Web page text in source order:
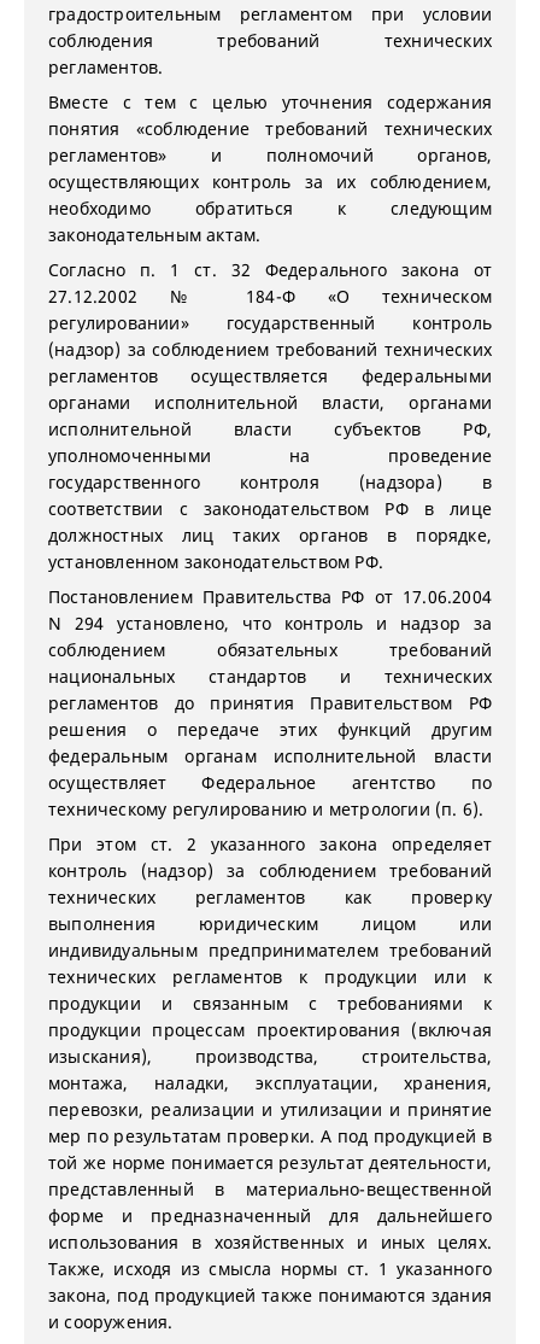
градостроительным регламентом при условии
соблюдения требований технических
регламентов.
Вместе с тем с целью уточнения содержания
понятия «соблюдение требований технических
регламентов» и полномочий органов,
осуществляющих контроль за их соблюдением,
необходимо обратиться к следующим
законодательным актам.
Согласно п. 1 ст. 32 Федерального закона от
27.12.2002 № 184-Ф «О техническом
регулировании» государственный контроль
(надзор) за соблюдением требований технических
регламентов осуществляется федеральными
органами исполнительной власти, органами
исполнительной власти субъектов РФ,
уполномоченными на проведение
государственного контроля (надзора) в
соответствии с законодательством РФ в лице
должностных лиц таких органов в порядке,
установленном законодательством РФ.
Постановлением Правительства РФ от 17.06.2004
N 294 установлено, что контроль и надзор за
соблюдением обязательных требований
национальных стандартов и технических
регламентов до принятия Правительством РФ
решения о передаче этих функций другим
федеральным органам исполнительной власти
осуществляет Федеральное агентство по
техническому регулированию и метрологии (п. 6).
При этом ст. 2 указанного закона определяет
контроль (надзор) за соблюдением требований
технических регламентов как проверку
выполнения юридическим лицом или
индивидуальным предпринимателем требований
технических регламентов к продукции или к
продукции и связанным с требованиями к
продукции процессам проектирования (включая
изыскания), производства, строительства,
монтажа, наладки, эксплуатации, хранения,
перевозки, реализации и утилизации и принятие
мер по результатам проверки. А под продукцией в
той же норме понимается результат деятельности,
представленный в материально-вещественной
форме и предназначенный для дальнейшего
использования в хозяйственных и иных целях.
Также, исходя из смысла нормы ст. 1 указанного
закона, под продукцией также понимаются здания
и сооружения.